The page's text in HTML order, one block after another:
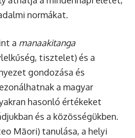
normákat.
a manaakitanga
tisztelet) és a
gondozása és
a magyar
hasonló értékeket
és a közösségükben.
Māori) tanulása, a helyi